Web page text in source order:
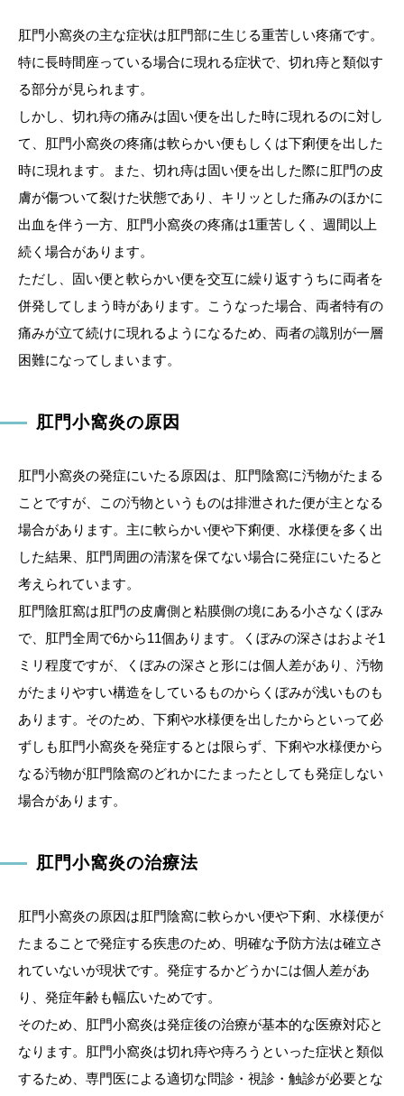
肛門小窩炎の主な症状は肛門部に生じる重苦しい疼痛です。
特に長時間座っている場合に現れる症状で、切れ痔と類似す
る部分が見られます。
しかし、切れ痔の痛みは固い便を出した時に現れるのに対し
て、肛門小窩炎の疼痛は軟らかい便もしくは下痢便を出した
時に現れます。また、切れ痔は固い便を出した際に肛門の皮
膚が傷ついて裂けた状態であり、キリッとした痛みのほかに
出血を伴う一方、肛門小窩炎の疼痛は1重苦しく、週間以上
続く場合があります。
ただし、固い便と軟らかい便を交互に繰り返すうちに両者を
併発してしまう時があります。こうなった場合、両者特有の
痛みが立て続けに現れるようになるため、両者の識別が一層
困難になってしまいます。
肛門小窩炎の原因
肛門小窩炎の発症にいたる原因は、肛門陰窩に汚物がたまる
ことですが、この汚物というものは排泄された便が主となる
場合があります。主に軟らかい便や下痢便、水様便を多く出
した結果、肛門周囲の清潔を保てない場合に発症にいたると
考えられています。
肛門陰肛窩は肛門の皮膚側と粘膜側の境にある小さなくぼみ
で、肛門全周で6から11個あります。くぼみの深さはおよそ1
ミリ程度ですが、くぼみの深さと形には個人差があり、汚物
がたまりやすい構造をしているものからくぼみが浅いものも
あります。そのため、下痢や水様便を出したからといって必
ずしも肛門小窩炎を発症するとは限らず、下痢や水様便から
なる汚物が肛門陰窩のどれかにたまったとしても発症しない
場合があります。
肛門小窩炎の治療法
肛門小窩炎の原因は肛門陰窩に軟らかい便や下痢、水様便が
たまることで発症する疾患のため、明確な予防方法は確立さ
れていないが現状です。発症するかどうかには個人差があ
り、発症年齢も幅広いためです。
そのため、肛門小窩炎は発症後の治療が基本的な医療対応と
なります。肛門小窩炎は切れ痔や痔ろうといった症状と類似
するため、専門医による適切な問診・視診・触診が必要とな